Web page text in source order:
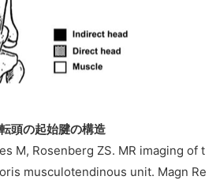
頭の起始腱の構造
M, Rosenberg ZS. MR imaging of t
musculotendinous unit. Magn Re